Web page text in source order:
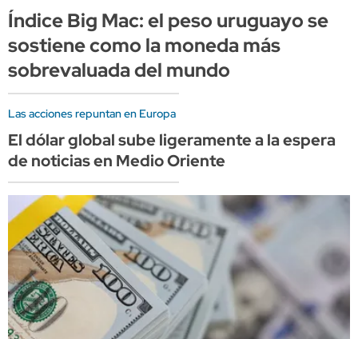
Índice Big Mac: el peso uruguayo se
sostiene como la moneda más
sobrevaluada del mundo
Las acciones repuntan en Europa
El dólar global sube ligeramente a la espera
de noticias en Medio Oriente